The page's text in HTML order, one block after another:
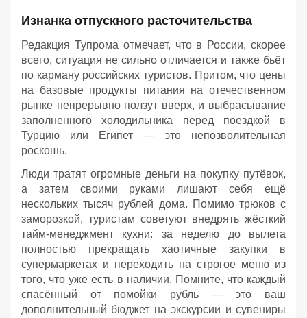
Изнанка отпускного расточительства
Редакция Тупрома отмечает, что в России, скорее
всего, ситуация не сильно отличается и также бьёт
по карману российских туристов. Притом, что цены
на базовые продукты питания на отечественном
рынке непрерывно ползут вверх, и выбрасывание
заполненного холодильника перед поездкой в
Турцию или Египет — это непозволительная
роскошь.
Люди тратят огромные деньги на покупку путёвок,
а затем своими руками лишают себя ещё
нескольких тысяч рублей дома. Помимо трюков с
заморозкой, туристам советуют внедрять жёсткий
тайм-менеджмент кухни: за неделю до вылета
полностью прекращать хаотичные закупки в
супермаркетах и переходить на строгое меню из
того, что уже есть в наличии. Помните, что каждый
спасённый от помойки рубль — это ваш
дополнительный бюджет на экскурсии и сувениры